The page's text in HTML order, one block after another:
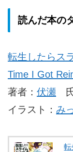
読んだ本の
転生したらス
Time I Got
著者： 伏瀬
イラスト： み
転